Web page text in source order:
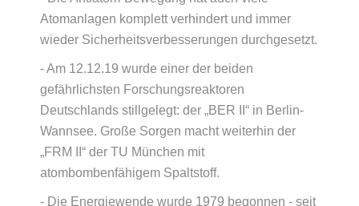
Atomanlagen komplett verhindert und immer
wieder Sicherheitsverbesserungen durchgesetzt.
- Am 12.12.19 wurde einer der beiden
gefährlichsten Forschungsreaktoren
Deutschlands stillgelegt: der „BER II“ in Berlin-
Wannsee. Große Sorgen macht weiterhin der
„FRM II“ der TU München mit
atombombenfähigem Spaltstoff.
- Die Energiewende wurde 1979 begonnen - seit